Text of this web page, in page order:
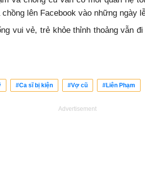
lên Facebook vào những ngày
vui vẻ, trẻ khỏe thỉnh thoảng vẫn
#Ca sĩ bị kiện #Vợ cũ #Liên Phạm
Advertisement